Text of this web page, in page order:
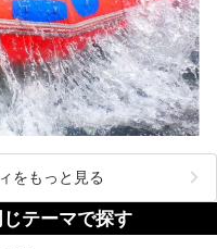
をもっと見る
テーマで探す